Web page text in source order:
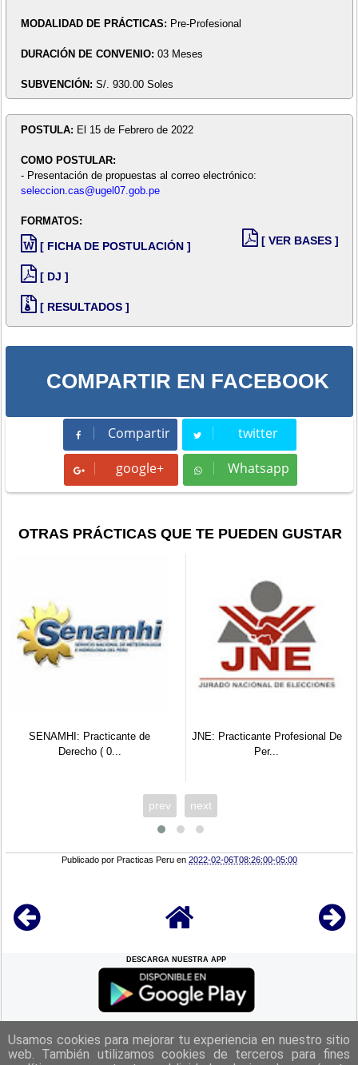
MODALIDAD DE PRÁCTICAS: Pre-Profesional
DURACIÓN DE CONVENIO: 03 Meses
SUBVENCIÓN: S/. 930.00 Soles
POSTULA: El 15 de Febrero de 2022
COMO POSTULAR:
- Presentación de propuestas al correo electrónico:
seleccion.cas@ugel07.gob.pe
FORMATOS:
[ FICHA DE POSTULACIÓN ]
[ DJ ]
[ RESULTADOS ]
[ VER BASES ]
COMPARTIR EN FACEBOOK
Compartir
Compartir twitter
Tweet
google+ Whatsapp
Whatsapp
OTRAS PRÁCTICAS QUE TE PUEDEN GUSTAR
SENAMHI: Practicante de
Derecho ( 0...
JNE: Practicante Profesional De
prev next
Publicado porPracticas Peru en2022-02-06T08:26:00-05:00
DESCARGA NUESTRA APP
REGRESAR A LACIMA
Usamos cookies para mejorar tu experiencia en nuestro sitio
web. También utilizamos cookies de terceros para fines